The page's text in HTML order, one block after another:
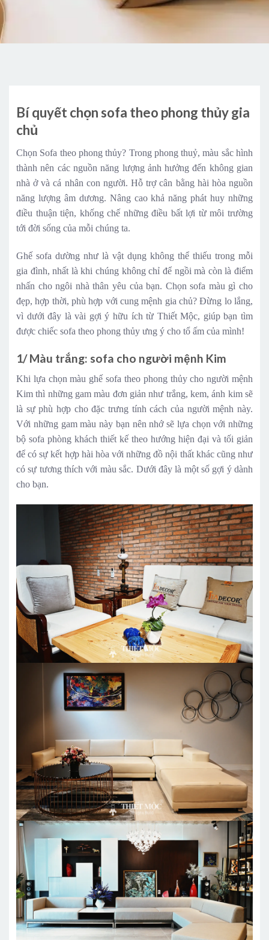
Bí quyết chọn sofa theo phong thủy gia
chủ
Chọn Sofa theo phong thủy? Trong phong thuỷ, màu sắc hình
thành nên các nguồn năng lượng ảnh hưởng đến không gian
nhà ở và cá nhân con người. Hỗ trợ cân bằng hài hòa nguồn
năng lượng âm dương. Nâng cao khả năng phát huy những
điều thuận tiện, khống chế những điều bất lợi từ môi trường
tới đời sống của mỗi chúng ta.
Ghế sofa dường như là vật dụng không thể thiếu trong mỗi
gia đình, nhất là khi chúng không chỉ để ngồi mà còn là điểm
nhấn cho ngôi nhà thân yêu của bạn. Chọn sofa màu gì cho
đẹp, hợp thời, phù hợp với cung mệnh gia chủ? Đừng lo lắng,
vì dưới đây là vài gợi ý hữu ích từ Thiết Mộc, giúp bạn tìm
được chiếc sofa theo phong thủy ưng ý cho tổ ấm của mình!
1/ Màu trắng: sofa cho người mệnh Kim
Khi lựa chọn màu ghế sofa theo phong thủy cho người mệnh
Kim thì những gam màu đơn giản như trắng, kem, ánh kim sẽ
là sự phù hợp cho đặc trưng tính cách của người mệnh này.
Với những gam màu này bạn nên nhớ sẽ lựa chọn với những
bộ sofa phòng khách thiết kế theo hướng hiện đại và tối giản
để có sự kết hợp hài hòa với những đồ nội thất khác cũng như
có sự tương thích với màu sắc. Dưới đây là một số gợi ý dành
cho bạn.